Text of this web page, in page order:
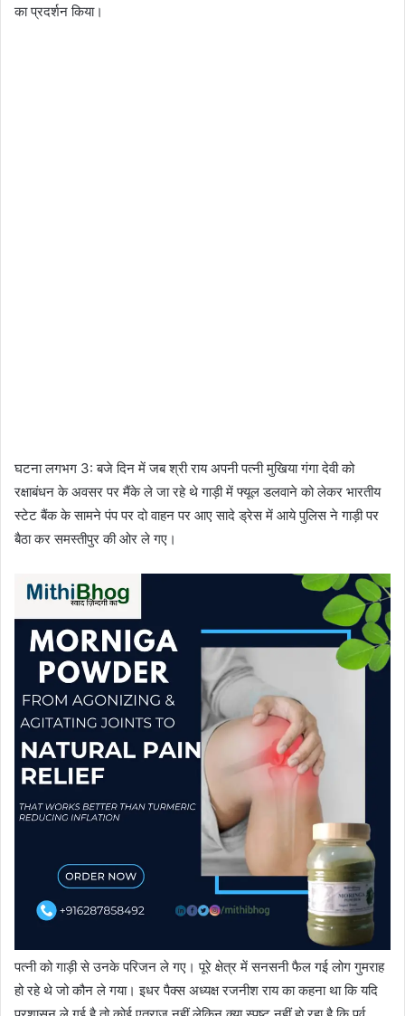
का प्रदर्शन किया।
घटना लगभग 3: बजे दिन में जब श्री राय अपनी पत्नी मुखिया गंगा देवी को
रक्षाबंधन के अवसर पर मैंके ले जा रहे थे गाड़ी में फ्यूल डलवाने को लेकर भारतीय
स्टेट बैंक के सामने पंप पर दो वाहन पर आए सादे ड्रेस में आये पुलिस ने गाड़ी पर
बैठा कर समस्तीपुर की ओर ले गए।
पत्नी को गाड़ी से उनके परिजन ले गए। पूरे क्षेत्र में सनसनी फैल गई लोग गुमराह
हो रहे थे जो कौन ले गया। इधर पैक्स अध्यक्ष रजनीश राय का कहना था कि यदि